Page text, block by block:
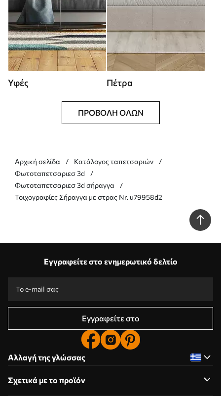
Υφές Πέτρα
ΠΡΟΒΟΛΉ ΌΛΩΝ
Αρχική σελίδα
Κατάλογος ταπετσαριών
Φωτοταπετσαριεσ 3d
Φωτοταπετσαριεσ 3d σήραγγα
Τοιχογραφίες Σήραγγα με στρας Nr. u79958d2
Εγγραφείτε στο ενημερωτικό δελτίο
Εγγραφείτε στο
Αλλαγή της γλώσσας
Σχετικά με το προϊόν